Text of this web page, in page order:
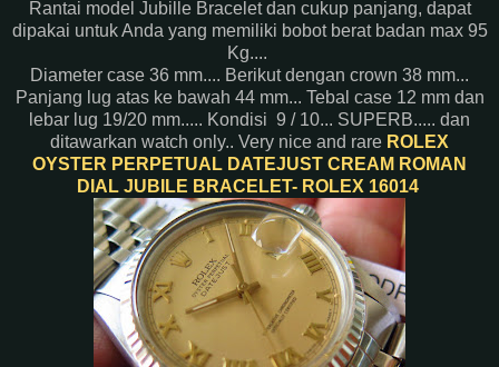
Rantai model Jubille Bracelet dan cukup panjang, dapat
dipakai untuk Anda yang memiliki bobot berat badan max 95
Kg....
Diameter case 36 mm.... Berikut dengan crown 38 mm...
Panjang lug atas ke bawah 44 mm... Tebal case 12 mm dan
lebar lug 19/20 mm..... Kondisi 9 / 10... SUPERB..... dan
ditawarkan watch only.. Very nice and rare ROLEX
OYSTER PERPETUAL DATEJUST CREAM ROMAN
DIAL JUBILE BRACELET- ROLEX 16014